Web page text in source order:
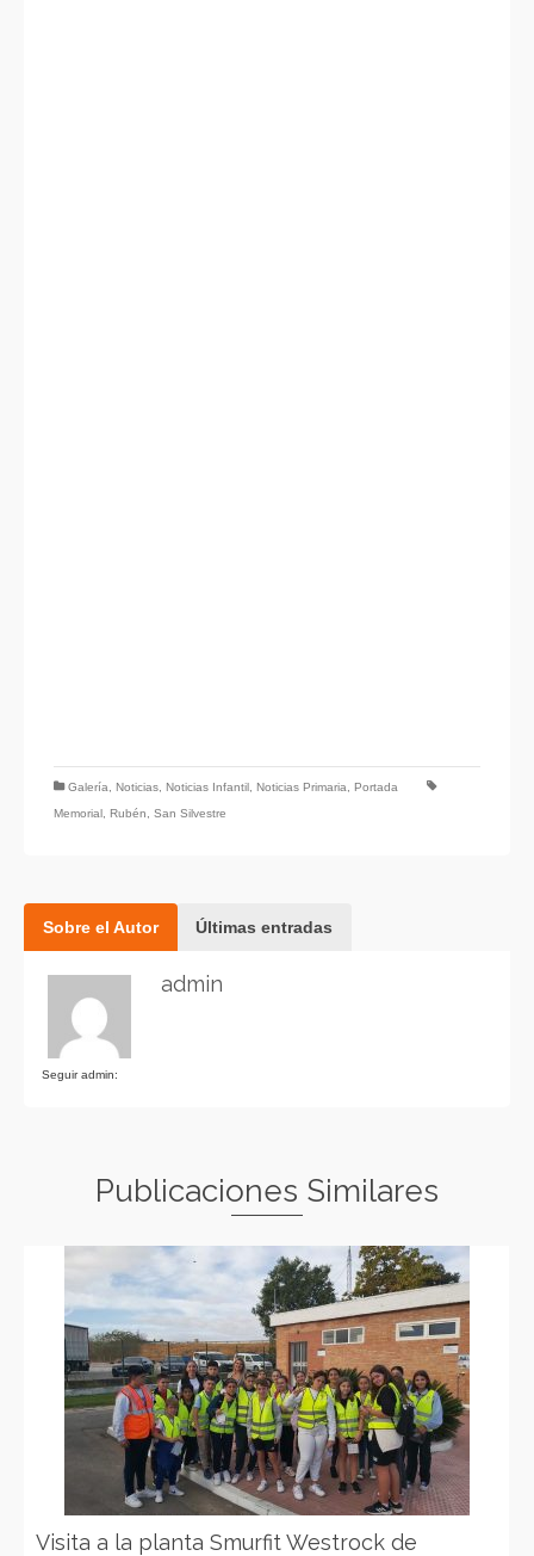
Galería Noticias Noticias Infantil Noticias Primaria
Portada
Memorial Rubén San Silvestre
Sobre el Autor Últimas entradas
Seguir admin:
admin
Publicaciones Similares
Visita a la planta Smurfit Westrock de